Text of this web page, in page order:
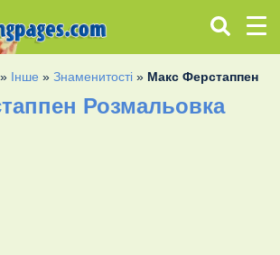
» Інше »Знаменитості » Макс Ферстаппен
Розмальовка